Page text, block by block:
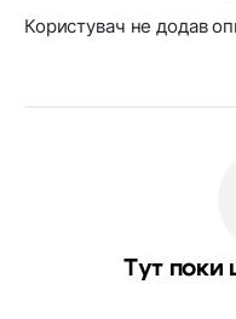
Користувач не додав
Тут поки